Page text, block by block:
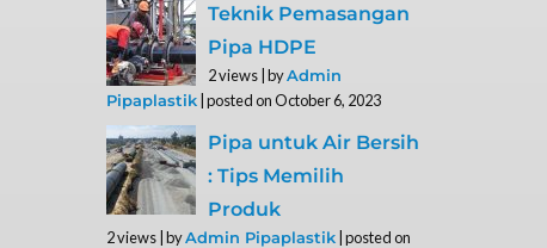
Teknik Pemasangan
Pipa HDPE
2 views byAdmin
Pipaplastik posted on October 6, 2023
Pipa untuk Air Bersih
: Tips Memilih
Produk
2 views byAdmin Pipaplastik posted on